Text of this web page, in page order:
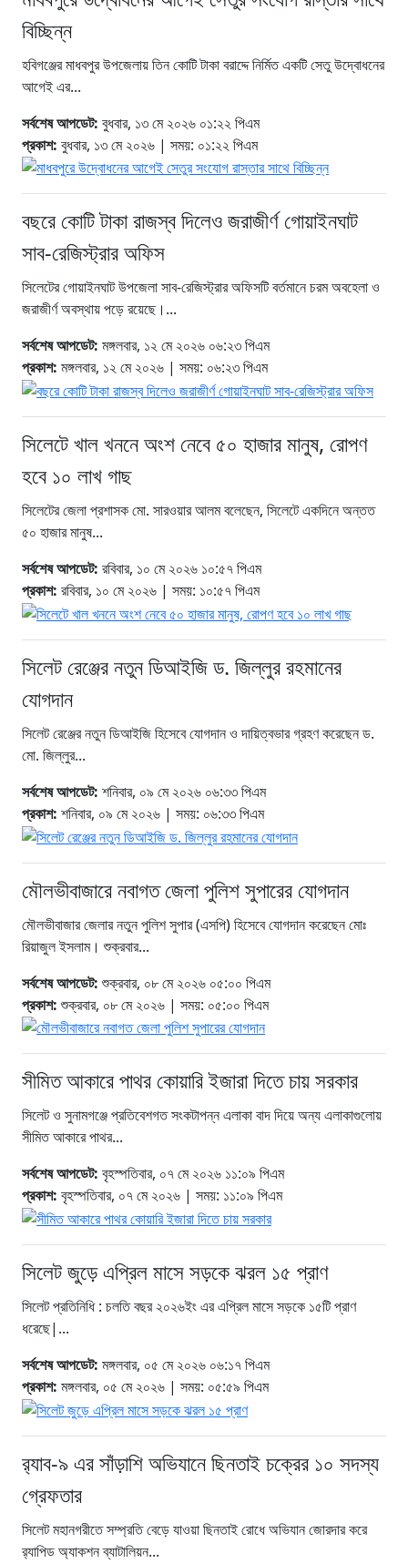
বিচ্ছিন্ন
হবিগঞ্জের মাধবপুর উপজেলায় তিন কোটি টাকা বরাদ্দে নির্মিত একটি সেতু উদ্বোধনের
আগেই এর...
সর্বশেষ আপডেট: বুধবার, ১৩ মে ২০২৬ ০১:২২ পিএম
প্রকাশ: বুধবার, ১৩ মে ২০২৬ | সময়: ০১:২২ পিএম
বছরে কোটি টাকা রাজস্ব দিলেও জরাজীর্ণ গোয়াইনঘাট
সাব-রেজিস্ট্রার অফিস
সিলেটের গোয়াইনঘাট উপজেলা সাব-রেজিস্ট্রার অফিসটি বর্তমানে চরম অবহেলা ও
জরাজীর্ণ অবস্থায় পড়ে রয়েছে।...
সর্বশেষ আপডেট: মঙ্গলবার, ১২ মে ২০২৬ ০৬:২৩ পিএম
প্রকাশ: মঙ্গলবার, ১২ মে ২০২৬ | সময়: ০৬:২৩ পিএম
সিলেটে খাল খননে অংশ নেবে ৫০ হাজার মানুষ, রোপণ
হবে ১০ লাখ গাছ
সিলেটের জেলা প্রশাসক মো. সারওয়ার আলম বলেছেন, সিলেটে একদিনে অন্তত
৫০ হাজার মানুষ...
সর্বশেষ আপডেট: রবিবার, ১০ মে ২০২৬ ১০:৫৭ পিএম
প্রকাশ: রবিবার, ১০ মে ২০২৬ | সময়: ১০:৫৭ পিএম
সিলেট রেঞ্জের নতুন ডিআইজি ড. জিল্লুর রহমানের
যোগদান
সিলেট রেঞ্জের নতুন ডিআইজি হিসেবে যোগদান ও দায়িত্বভার গ্রহণ করেছেন ড.
মো. জিল্লুর...
সর্বশেষ আপডেট: শনিবার, ০৯ মে ২০২৬ ০৬:৩৩ পিএম
প্রকাশ: শনিবার, ০৯ মে ২০২৬ | সময়: ০৬:৩৩ পিএম
মৌলভীবাজারে নবাগত জেলা পুলিশ সুপারের যোগদান
মৌলভীবাজার জেলার নতুন পুলিশ সুপার (এসপি) হিসেবে যোগদান করেছেন মোঃ
রিয়াজুল ইসলাম। শুক্রবার...
সর্বশেষ আপডেট:শুক্রবার, ০৮ মে ২০২৬ ০৫:০০ পিএম
প্রকাশ:শুক্রবার, ০৮ মে ২০২৬ | সময়: ০৫:০০ পিএম
সীমিত আকারে পাথর কোয়ারি ইজারা দিতে চায় সরকার
সিলেট ও সুনামগঞ্জে প্রতিবেশগত সংকটাপন্ন এলাকা বাদ দিয়ে অন্য এলাকাগুলোয়
সীমিত আকারে পাথর...
সর্বশেষ আপডেট: বৃহস্পতিবার, ০৭ মে ২০২৬ ১১:০৯ পিএম
প্রকাশ: বৃহস্পতিবার, ০৭ মে ২০২৬ | সময়: ১১:০৯ পিএম
সিলেট জুড়ে এপ্রিল মাসে সড়কে ঝরল ১৫ প্রাণ
সিলেট প্রতিনিধি : চলতি বছর ২০২৬ইং এর এপ্রিল মাসে সড়কে ১৫টি প্রাণ
ধরেছে|...
সর্বশেষ আপডেট: মঙ্গলবার, ০৫ মে ২০২৬ ০৬:১৭ পিএম
প্রকাশ: মঙ্গলবার, ০৫ মে ২০২৬ | সময়: ০৫:৫৯ পিএম
র‌্যাব-৯ এর সাঁড়াশি অভিযানে ছিনতাই চক্রের ১০ সদস্য
গ্রেফতার
সিলেট মহানগরীতে সম্প্রতি বেড়ে যাওয়া ছিনতাই রোধে অভিযান জোরদার করে
র‌্যাপিড অ্যাকশন ব্যাটালিয়ন...